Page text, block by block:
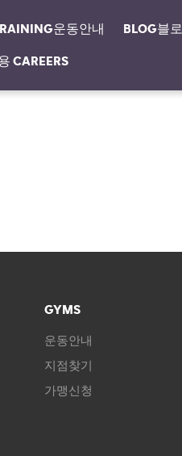
운동안내 BLOG블
CAREERS
GYMS
운동안내
지점찾기
가맹신청